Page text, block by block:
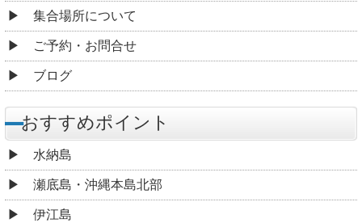
集合場所について
ご予約・お問合せ
ブログ
おすすめポイント
水納島
瀬底島・沖縄本島北部
伊江島